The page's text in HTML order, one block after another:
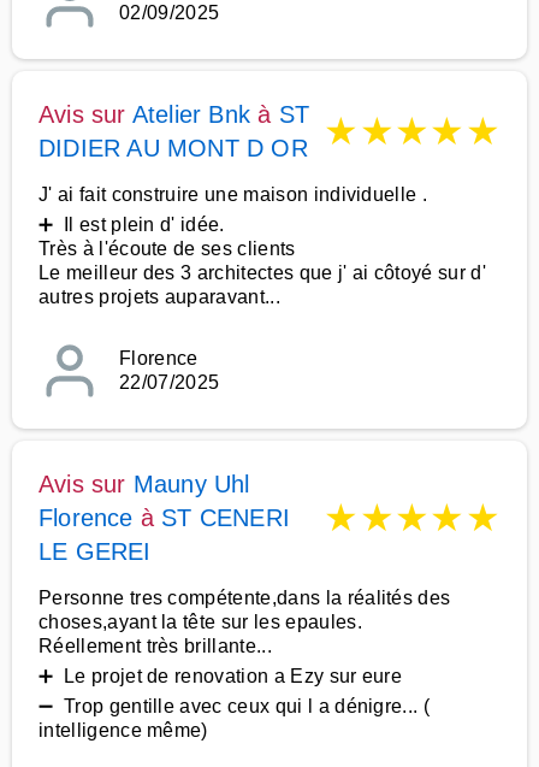
02/09/2025
Avis sur Atelier Bnk à ST
DIDIER AU MONT D OR
★★★★★
J' ai fait construire une maison individuelle .
➕ Il est plein d' idée.
Très à l'écoute de ses clients
Le meilleur des 3 architectes que j' ai côtoyé sur d'
autres projets auparavant...
Florence
22/07/2025
Avis sur Mauny Uhl
Florence à ST CENERI
LE GEREI
★★★★★
Personne tres compétente,dans la réalités des
choses,ayant la tête sur les epaules.
Réellement très brillante...
➕ Le projet de renovation a Ezy sur eure
➖ Trop gentille avec ceux qui l a dénigre... (
intelligence même)